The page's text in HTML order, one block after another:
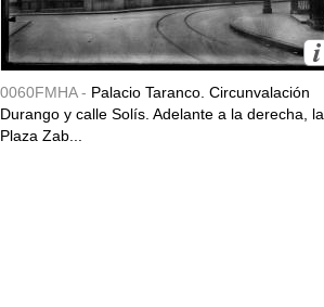
0060FMHA - Palacio Taranco. Circunvalación
Durango y calle Solís. Adelante a la derecha, la
Plaza Zab...